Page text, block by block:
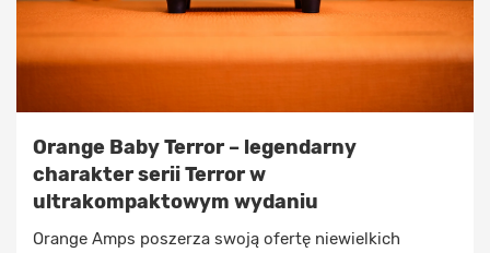
Orange Baby Terror – legendarny
charakter serii Terror w
ultrakompaktowym wydaniu
Orange Amps poszerza swoją ofertę niewielkich